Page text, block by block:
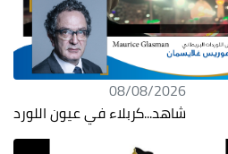
08/08/2026
شاهد...كربلاء في عيون اللورد